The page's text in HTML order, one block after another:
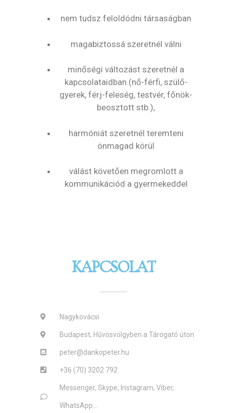
nem tudsz feloldódni társaságban
magabiztossá szeretnél válni
minőségi változást szeretnél a
kapcsolataidban (nő-férfi, szülő-
gyerek, férj-feleség, testvér, főnök-
beosztott stb.),
harmóniát szeretnél teremteni
önmagad körül
válást követően megromlott a
kommunikációd a gyermekeddel
KAPCSOLAT
Nagykovácsi
Budapest, Hűvösvölgyben a Tárogató úton
peter@dankopeter.hu
+36 (70) 3202 792
Messenger, Skype, Instagram, Viber,
WhatsApp...